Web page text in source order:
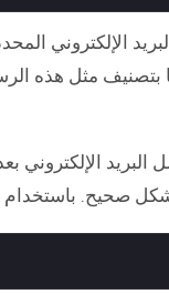
الإلكتروني
صحيح. باستخدام